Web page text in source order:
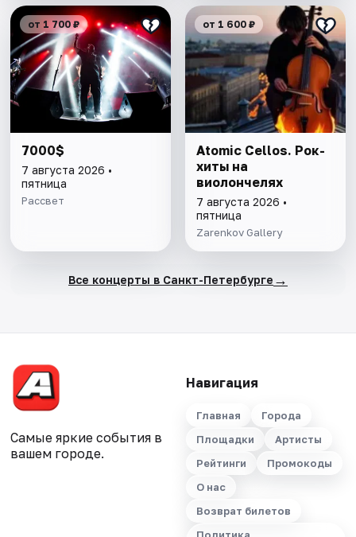
от 1 700 ₽
7000$
7 августа 2026 •
пятница
Рассвет
от 1 600 ₽
Atomic Cellos. Рок-
хиты на
виолончелях
7 августа 2026 •
пятница
Zarenkov Gallery
Все концерты в Санкт-Петербурге →
Самые яркие события в
вашем городе.
Навигация
Главная
Города
Площадки
Артисты
Рейтинги
Промокоды
О нас
Возврат билетов